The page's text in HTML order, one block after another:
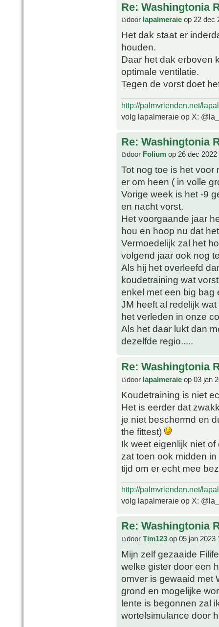
Re: Washingtonia
door lapalmeraie op 22 dec
Het dak staat er
houden.
Daar het dak erboven
optimale ventilatie.
Tegen de vorst doet
http://palmvrienden.net/
volg lapalmeraie op X:
Re: Washingtonia
door Folium op 26 dec 2022
Tot nog toe is het
er om heen ( in volle
Vorige week is het -9
en nacht vorst.
Het voorgaande jaar
hou en hoop nu dat
Vermoedelijk zal het
volgend jaar ook nog
Als hij het overleefd
koudetraining wat
enkel met een big bag
JM heeft al redelijk
het verleden in onze
Als het daar lukt dan
dezelfde regio.....
Re: Washingtonia
door lapalmeraie op 03 jan
Koudetraining is niet
Het is eerder dat
je niet beschermd en
the fittest)
Ik weet eigenlijk niet
zat toen ook midden
tijd om er echt mee
http://palmvrienden.net/
volg lapalmeraie op X:
Re: Washingtonia
door Tim123 op 05 jan 2023
Mijn zelf gezaaide
welke gister door een
omver is gewaaid met
grond en mogelijke
lente is begonnen zal
wortelsimulance door